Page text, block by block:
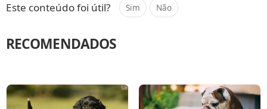
Este conteúdo foi útil? Sim Não
RECOMENDADOS